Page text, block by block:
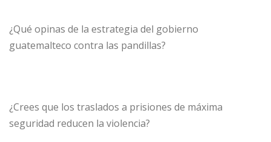
¿Qué opinas de la estrategia del gobierno
guatemalteco contra las pandillas?
¿Crees que los traslados a prisiones de máxima
seguridad reducen la violencia?